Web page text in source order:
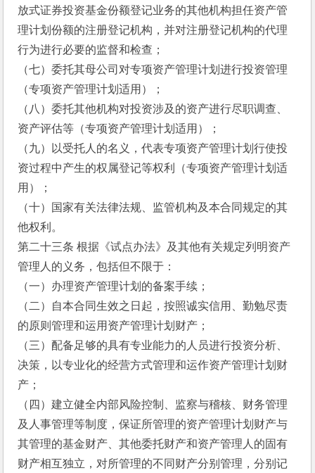
放式证券投资基金份额登记业务的其他机构担任资产管
理计划份额的注册登记机构，并对注册登记机构的代理
行为进行必要的监督和检查；
（七）委托其母公司对专项资产管理计划进行投资管理
（专项资产管理计划适用）；
（八）委托其他机构对投资涉及的资产进行尽职调查、
资产评估等（专项资产管理计划适用）；
（九）以受托人的名义，代表专项资产管理计划行使投
资过程中产生的权属登记等权利（专项资产管理计划适
用）；
（十）国家有关法律法规、监管机构及本合同规定的其
他权利。
第二十三条 根据《试点办法》及其他有关规定列明资产
管理人的义务，包括但不限于：
（一）办理资产管理计划的备案手续；
（二）自本合同生效之日起，按照诚实信用、勤勉尽责
的原则管理和运用资产管理计划财产；
（三）配备足够的具有专业能力的人员进行投资分析、
决策，以专业化的经营方式管理和运作资产管理计划财
产；
（四）建立健全内部风险控制、监察与稽核、财务管理
及人事管理等制度，保证所管理的资产管理计划财产与
其管理的基金财产、其他委托财产和资产管理人的固有
财产相互独立，对所管理的不同财产分别管理，分别记